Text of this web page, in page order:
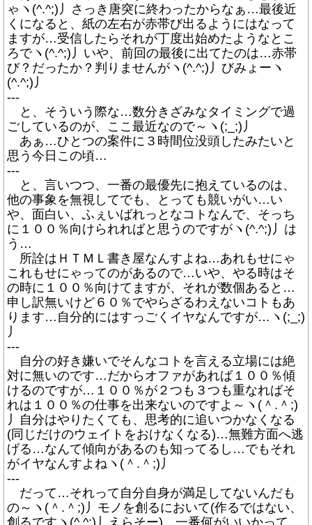
ゃヽ(^.^;)丿さっき唐突に終わったからなぁ…最後近
くになると、紙の左右が赤帯び出るようにはなって
ますが…受信したらそれが丁度出始めたようなとこ
ろでヽ(^.^;)丿いや、前回の最後に出てたのは…赤帯
び？だったか？判りませんがヽ(^.^;)丿びみょーヽ
(^.^;)丿
---
と、そういう際な…数分きざみなタイミングで過
ごしているのが、ここ最近なので～ヽ(;_;)丿
あぁ…ひとつの案件に３時間位没頭したみたいと
思う今日この頃…
---
と、言いつつ、一番の最優先に抱えているのは、
他の事象を無視してでも、とっても競いがい…い
や、面白い、ふぇいばれっとなコトなんで、そっち
に１００％向けられればと思うのですがヽ(^.^;)丿は
う…
所詮はＨＴＭＬ書き屋なんすよね…あれもせにゃ
これもせにゃってのがあるので…いや、やる時はそ
の時に１００％向けてますが、それが数個あると…
申し訳無いけど６０％でやらざるわえないコトもあ
ります…自分的にはすっごくイヤなんですが…ヽ(;_;)
丿
---
自分の好き嫌いでそんなコトを言える立場には絶
対に無いのです…だからオファがあれば１００％傾
けるのですが…１００％が２つも３つも重なればそ
れは１００％の仕事を出来ないのですよ～ヽ(＾.＾;)
丿自分はやりたくても、思考的に追いつかなくなる
(同じだけのウェイトをおけなくなる)…無難方面へ逃
げる…なんて傾向があるのも知ってるし…でもそれ
がイヤなんすよねヽ(＾.＾;)丿
---
だって…それって自分自身が満足してないんだも
の～ヽ(＾.＾;)丿モノを創るにおいて(作るではない、
創るですヽ(^.^;)丿えらそー)、一番何がいいかって…